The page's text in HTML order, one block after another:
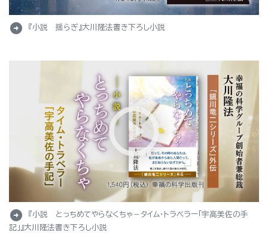
arrow_circle_right 『小説 揺らぎ』大川隆法書き下ろし小説
arrow_circle_right
『小説 とっちめてやらなくちゃ－タイム・トラベラー「宇高美佐の手
記」』大川隆法書き下ろし小説